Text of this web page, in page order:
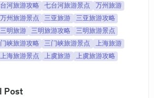
河旅游攻略 七台河旅游景点
万州旅游
万州旅游景点 三亚旅游
三亚旅游攻略
三明旅游 三明旅游攻略
三明旅游景点
峡旅游攻略 三门峡旅游景点
上海旅游
上海旅游景点 上虞旅游 上虞旅游攻略
Post